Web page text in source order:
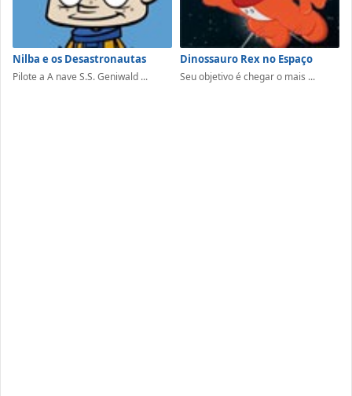
Nilba e os Desastronautas
Pilote a A nave S.S. Geniwald ...
Dinossauro Rex no Espaço
Seu objetivo é chegar o mais ...